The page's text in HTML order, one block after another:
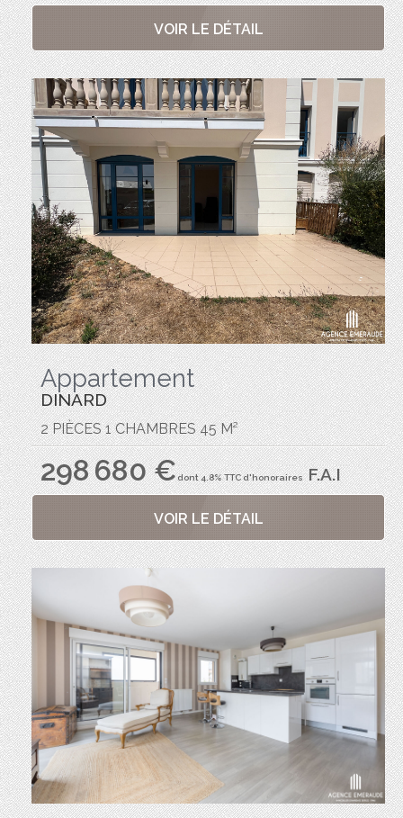
VOIR LE DÉTAIL
Appartement
DINARD
2 PIÈCES 1 CHAMBRES 45 M²
298 680 €dont 4.8% TTC d'honorairesF.A.I
VOIR LE DÉTAIL